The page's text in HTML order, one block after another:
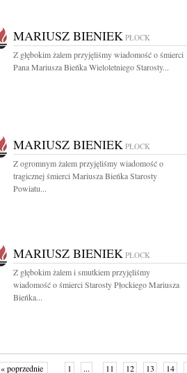
MARIUSZ BIENIEK PŁOCK
Z głębokim żalem przyjęliśmy wiadomość o śmierci
Pana Mariusza Bieńka Wieloletniego Starosty...
MARIUSZ BIENIEK PŁOCK
Z ogromnym żalem przyjęliśmy wiadomość o
tragicznej śmierci Mariusza Bieńka Starosty
Powiatu...
MARIUSZ BIENIEK PŁOCK
Z głębokim żalem i smutkiem przyjęliśmy
wiadomość o śmierci Starosty Płockiego Mariusza
Bieńka...
« poprzednie 1 ... 11 12 13 14